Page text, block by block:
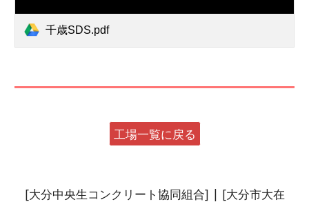
千歳SDS.pdf
工場一覧に戻る
[大分中央生コンクリート協同組合] | [大分市大在